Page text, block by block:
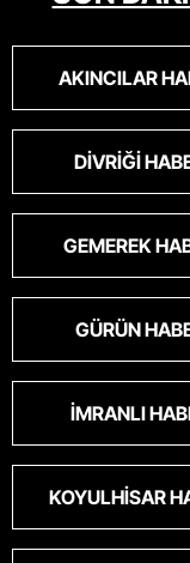
AKINCILAR
DIVRIĞI
GEMEREK
GÜRÜN
İMRANLI
KOYULHISAR